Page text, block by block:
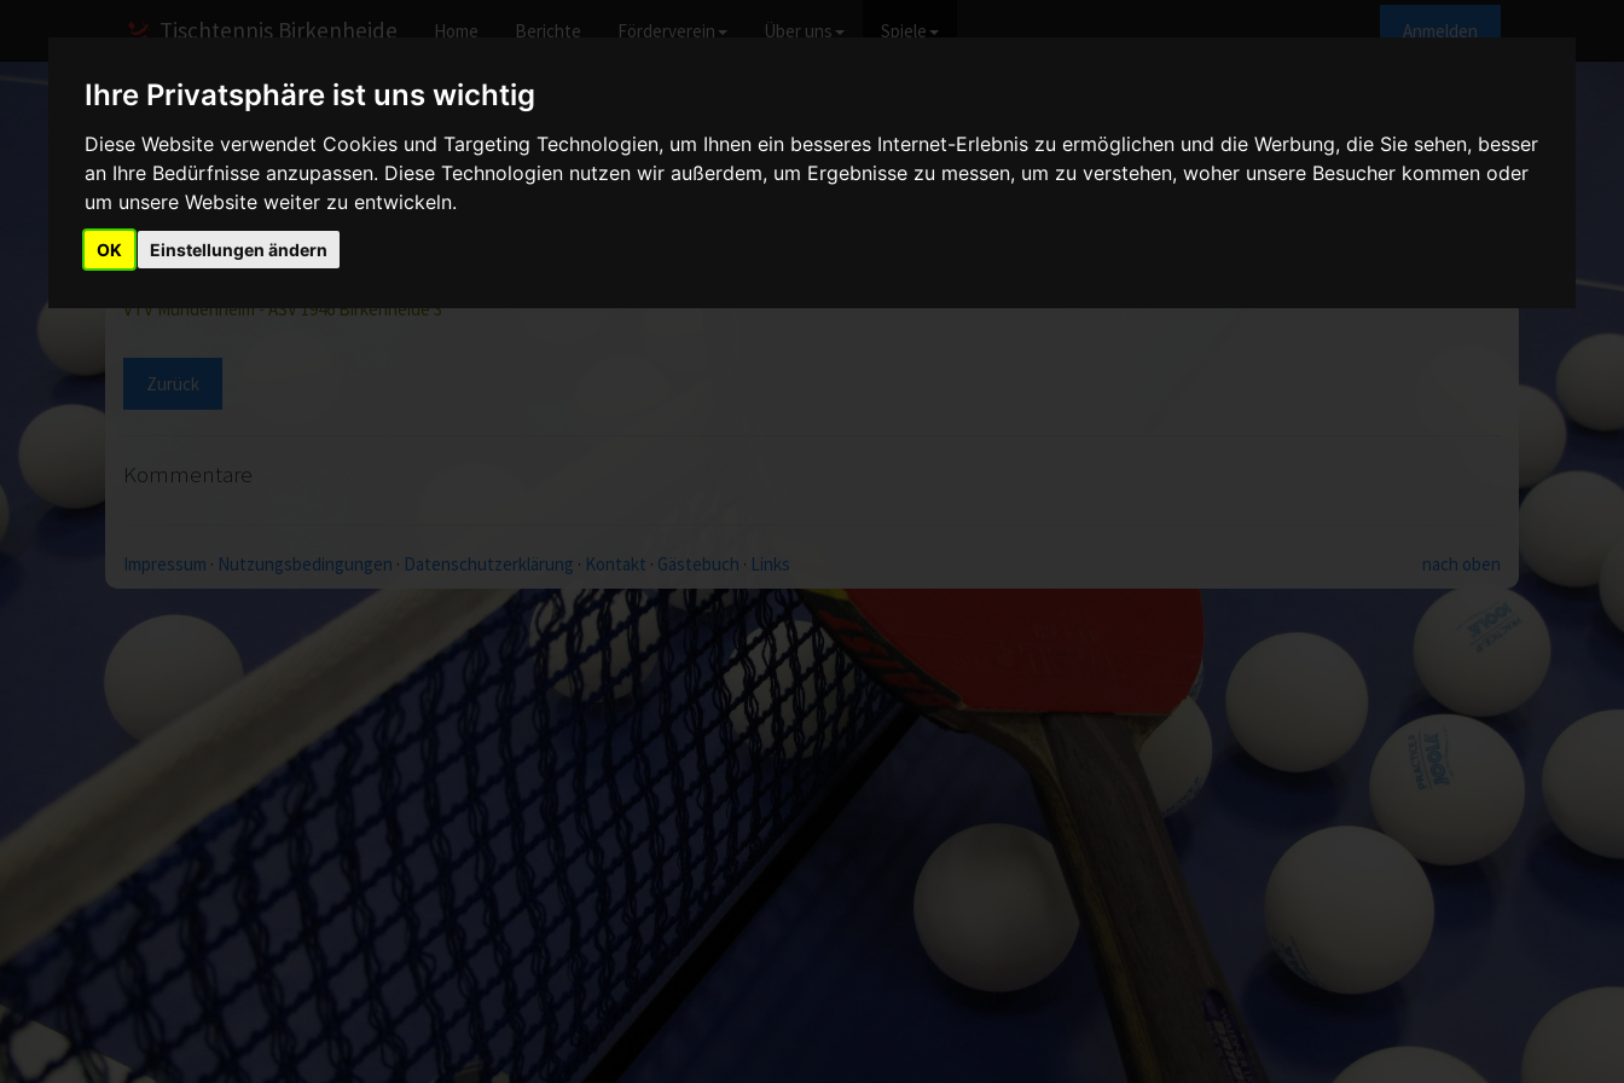
Ihre Privatsphäre ist uns wichtig
Diese Website verwendet Cookies und Targeting Technologien, um Ihnen ein besseres Internet-Erlebnis zu ermöglichen und die Werbung, die Sie sehen, besser
an Ihre Bedürfnisse anzupassen. Diese Technologien nutzen wir außerdem, um Ergebnisse zu messen, um zu verstehen, woher unsere Besucher kommen oder
um unsere Website weiter zu entwickeln.
OK Einstellungen ändern
Tischtennis Birkenheide Anmelden
Home Berichte Förderverein Über uns Spiele
Home Spiele 2012/2013 Herren III Spielbericht anzeigen
VTV Mundenheim - Herren III - 9:2
VTV Mundenheim - ASV 1946 Birkenheide 3
Zurück
Kommentare
nach oben
Impressum · Nutzungsbedingungen · Datenschutzerklärung · Kontakt · Gästebuch · Links